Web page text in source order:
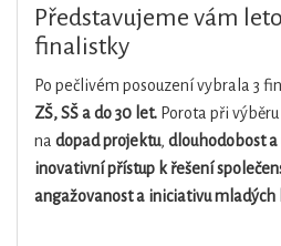
Představujeme vám
finalistky
Po pečlivém posouzení vybrala 3
ZŠ, SŠ a do 30 let. Porota při
na dopad projektu, dlouhodobost
inovativní přístup k řešení
angažovanost a iniciativu mladých